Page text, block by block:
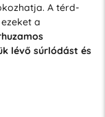
A térd-
a
lévő súrlódást és